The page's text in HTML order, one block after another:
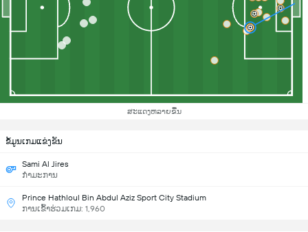
ສະແດງຫລາຍຂື້ນ
ຂ້ໍມູນເກມແຂ່ງຂັນ
Sami Al Jires
ກຳມະການ
Prince Hathloul Bin Abdul Aziz Sport City Stadium
ການເຂົ້າຮ່ວມເກມ: 1,960